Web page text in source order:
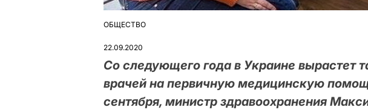
ОПУБЛІКУВАТИ
ОБЩЕСТВО
22.09.2020
Со следующего года в Украине вырастет
врачей на первичную медицинскую
сентября, министр здравоохранения